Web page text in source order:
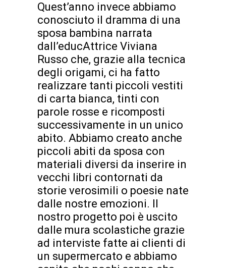
Quest’anno invece abbiamo
conosciuto il dramma di una
sposa bambina narrata
dall’educAttrice Viviana
Russo che, grazie alla tecnica
degli origami, ci ha fatto
realizzare tanti piccoli vestiti
di carta bianca, tinti con
parole rosse e ricomposti
successivamente in un unico
abito. Abbiamo creato anche
piccoli abiti da sposa con
materiali diversi da inserire in
vecchi libri contornati da
storie verosimili o poesie nate
dalle nostre emozioni. Il
nostro progetto poi è uscito
dalle mura scolastiche grazie
ad interviste fatte ai clienti di
un supermercato e abbiamo